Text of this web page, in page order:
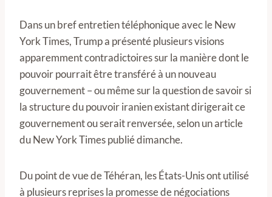
Dans un bref entretien téléphonique avec le New
York Times, Trump a présenté plusieurs visions
apparemment contradictoires sur la manière dont le
pouvoir pourrait être transféré à un nouveau
gouvernement – ​​ou même sur la question de savoir si
la structure du pouvoir iranien existant dirigerait ce
gouvernement ou serait renversée, selon un article
du New York Times publié dimanche.
Du point de vue de Téhéran, les États-Unis ont utilisé
à plusieurs reprises la promesse de négociations